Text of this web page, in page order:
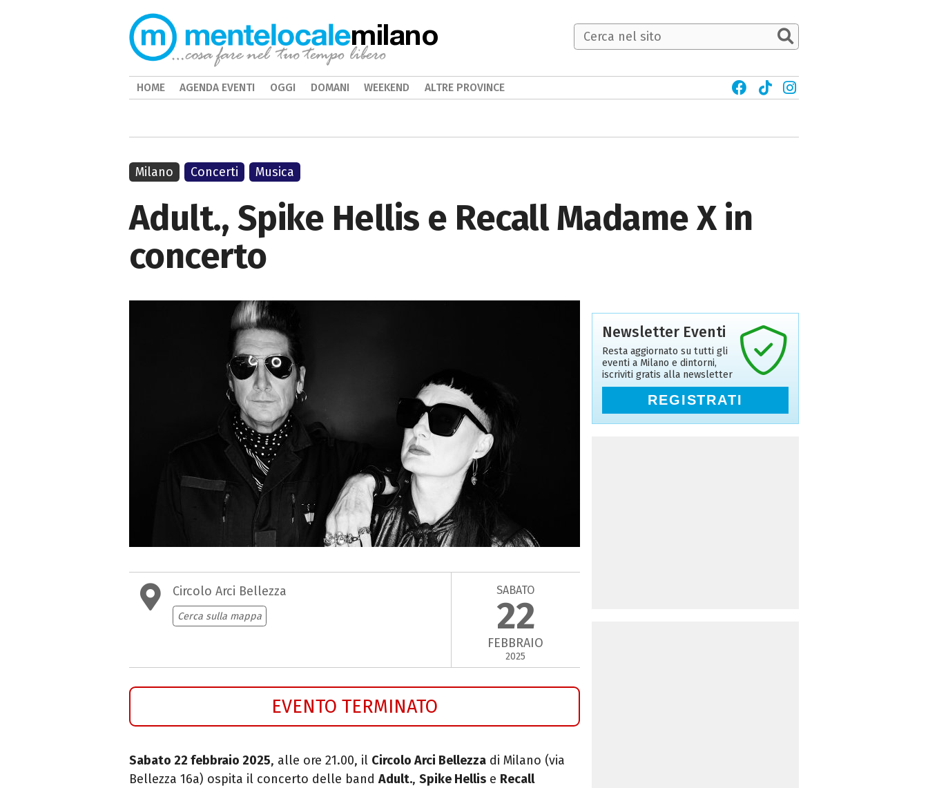
Adult., Spike Hellis e Recall Madame X in
concerto
Circolo Arci Bellezza
Cerca sulla mappa
SABATO
22
FEBBRAIO
2025
EVENTO TERMINATO
Sabato 22 febbraio 2025, alle ore 21.00, il Circolo Arci Bellezza di Milano (via
Bellezza 16a) ospita il concerto delle band Adult., Spike Hellis e Recall
Milano Concerti Musica
Newsletter Eventi
Resta aggiornato su tutti gli
eventi a Milano e dintorni,
iscriviti gratis alla newsletter
REGISTRATI
milano
HOME AGENDA EVENTI OGGI DOMANI WEEKEND ALTRE PROVINCE